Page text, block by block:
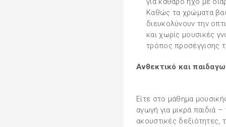
Καθώς τα χρώματα
διευκολύνουν την
και χωρίς μουσικές
τρόπος προσέγγισης
Ανθεκτικό και
Είτε στο μάθημα
αγωγή για μικρά παιδιά
ακουστικές δεξιότητες,